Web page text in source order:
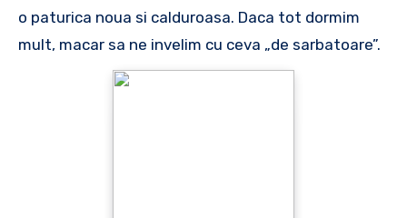
o paturica noua si calduroasa. Daca tot dormim
mult, macar sa ne invelim cu ceva „de sarbatoare”.